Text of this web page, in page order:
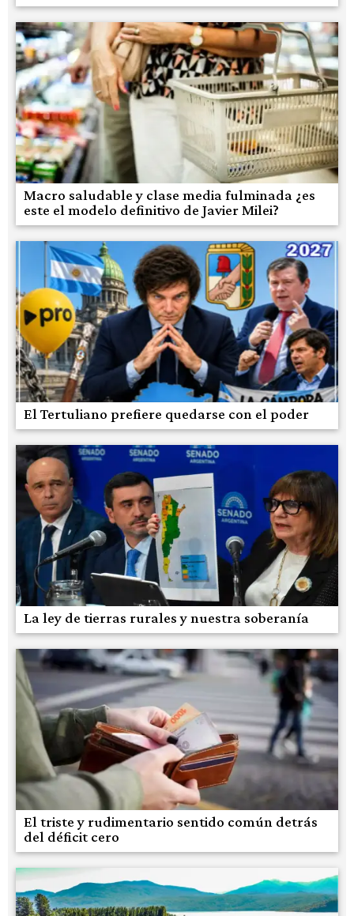
Macro saludable y clase media fulminada ¿es
este el modelo definitivo de Javier Milei?
El Tertuliano prefiere quedarse con el poder
La ley de tierras rurales y nuestra soberanía
El triste y rudimentario sentido común detrás
del déficit cero